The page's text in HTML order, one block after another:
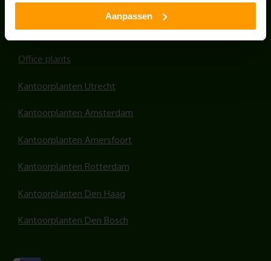
Aanpassen
HANDIGE LINKS
Office plants
Kantoorplanten Utrecht
Kantoorplanten Amsterdam
Kantoorplanten Amersfoort
Kantoorplanten Rotterdam
Kantoorplanten Den Haag
Kantoorplanten Den Bosch